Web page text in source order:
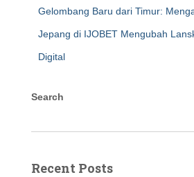
Gelombang Baru dari Timur:
Jepang di IJOBET Mengubah
Digital
Search
Recent Posts